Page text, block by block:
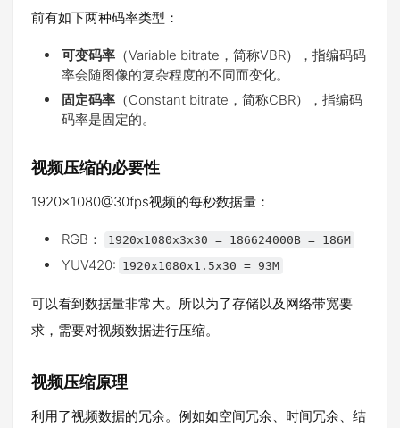
前有如下两种码率类型：
可变码率 （Variable bitrate，简称VBR），指编码码
率会随图像的复杂程度的不同而变化。
固定码率 （Constant bitrate，简称CBR），指编码
码率是固定的。
视频压缩的必要性
1920x1080@30fps视频的每秒数据量：
RGB： 1920x1080x3x30 = 186624000B = 186M
YUV420: 1920x1080x1.5x30 = 93M
可以看到数据量非常大。所以为了存储以及网络带宽要
求，需要对视频数据进行压缩。
视频压缩原理
利用了视频数据的冗余。例如如空间冗余、时间冗余、结